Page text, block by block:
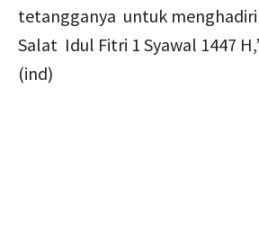
tetangganya untuk
Salat Idul Fitri 1 Syawal 1447
(ind)